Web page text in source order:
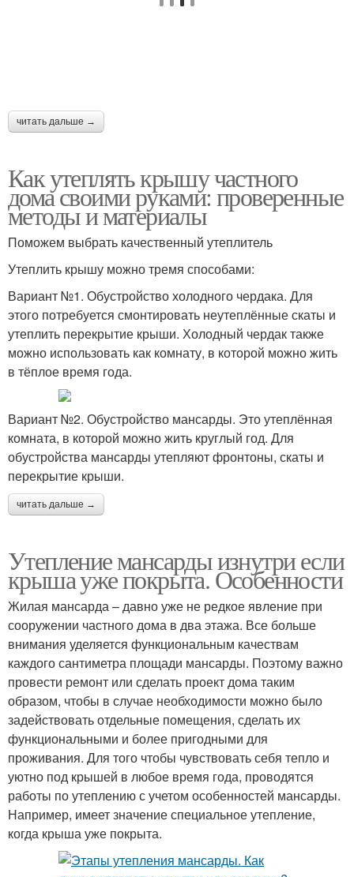
читать дальше →
Как утеплять крышу частного
дома своими руками: проверенные
методы и материалы
Поможем выбрать качественный утеплитель
Утеплить крышу можно тремя способами:
Вариант №1. Обустройство холодного чердака. Для
этого потребуется смонтировать неутеплённые скаты и
утеплить перекрытие крыши. Холодный чердак также
можно использовать как комнату, в которой можно жить
в тёплое время года.
Вариант №2. Обустройство мансарды. Это утеплённая
комната, в которой можно жить круглый год. Для
обустройства мансарды утепляют фронтоны, скаты и
перекрытие крыши.
читать дальше →
Утепление мансарды изнутри если
крыша уже покрыта. Особенности
Жилая мансарда – давно уже не редкое явление при
сооружении частного дома в два этажа. Все больше
внимания уделяется функциональным качествам
каждого сантиметра площади мансарды. Поэтому важно
провести ремонт или сделать проект дома таким
образом, чтобы в случае необходимости можно было
задействовать отдельные помещения, сделать их
функциональными и более пригодными для
проживания. Для того чтобы чувствовать себя тепло и
уютно под крышей в любое время года, проводятся
работы по утеплению с учетом особенностей мансарды.
Например, имеет значение специальное утепление,
когда крыша уже покрыта.